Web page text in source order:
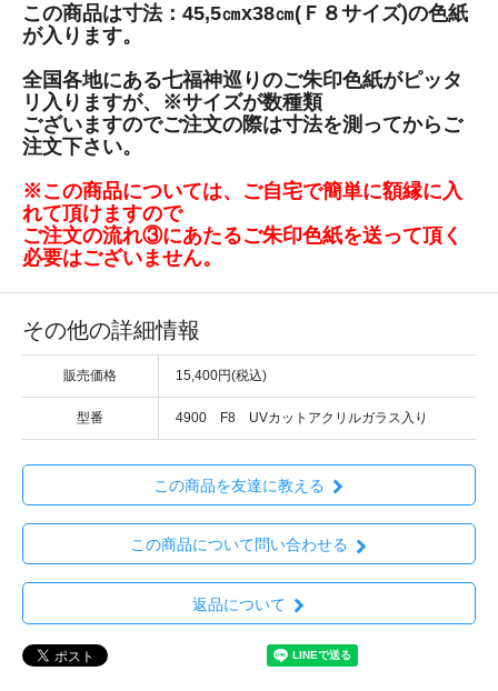
この商品は寸法：45,5㎝x38㎝(Ｆ８サイズ)の色紙
が入ります。
全国各地にある七福神巡りのご朱印色紙がピッタ
リ入りますが、※サイズが数種類
ございますのでご注文の際は寸法を測ってからご
注文下さい。
※この商品については、ご自宅で簡単に額縁に入
れて頂けますので
ご注文の流れ③にあたるご朱印色紙を送って頂く
必要はございません。
その他の詳細情報
販売価格 15,400円(税込)
型番 4900 F8 UVカットアクリルガラス入り
この商品を友達に教える
この商品について問い合わせる
返品について